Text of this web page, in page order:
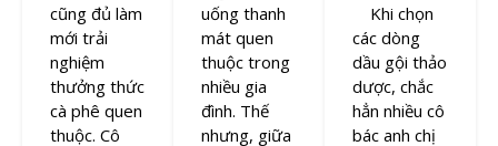
cũng đủ làm
mới trải
nghiệm
thưởng thức
cà phê quen
thuộc. Cô
uống thanh
mát quen
thuộc trong
nhiều gia
đình. Thế
nhưng, giữa
Khi chọn
các dòng
dầu gội thảo
dược, chắc
hẳn nhiều cô
bác anh chị